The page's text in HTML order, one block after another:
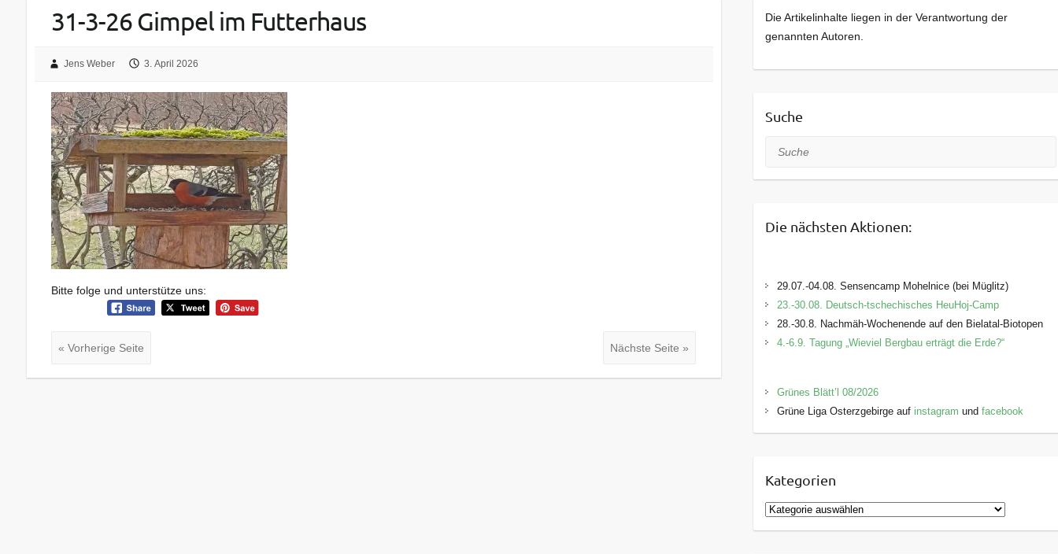
31-3-26 Gimpel im Futterhaus
Jens Weber 3. April 2026
Bitte folge und unterstütze uns:
« Vorherige Seite Nächste Seite »
Die Artikelinhalte liegen in der Verantwortung der
genannten Autoren.
Suche
Suche
Die nächsten Aktionen:
29.07.-04.08. Sensencamp Mohelnice (bei Müglitz)
23.-30.08. Deutsch-tschechisches HeuHoj-Camp
28.-30.8. Nachmäh-Wochenende auf den Bielatal-Biotopen
4.-6.9. Tagung „Wieviel Bergbau erträgt die Erde?“
Grünes Blätt’l 08/2026
Grüne Liga Osterzgebirge auf instagram und facebook
Kategorien
K
a